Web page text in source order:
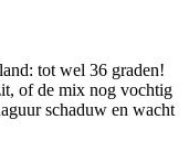
tot wel 36 graden!
of de mix nog vochtig
schaduw en wacht